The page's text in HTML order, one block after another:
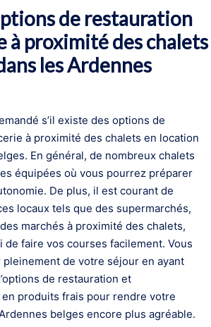
de restauration
à proximité des chalets
les Ardennes
s’il existe des options de
à proximité des chalets en location
En général, de nombreux chalets
équipées où vous pourrez préparer
De plus, il est courant de
locaux tels que des supermarchés,
marchés à proximité des chalets,
de faire vos courses facilement. Vous
de votre séjour en ayant
de restauration et
en produits frais pour rendre votre
belges encore plus agréable.